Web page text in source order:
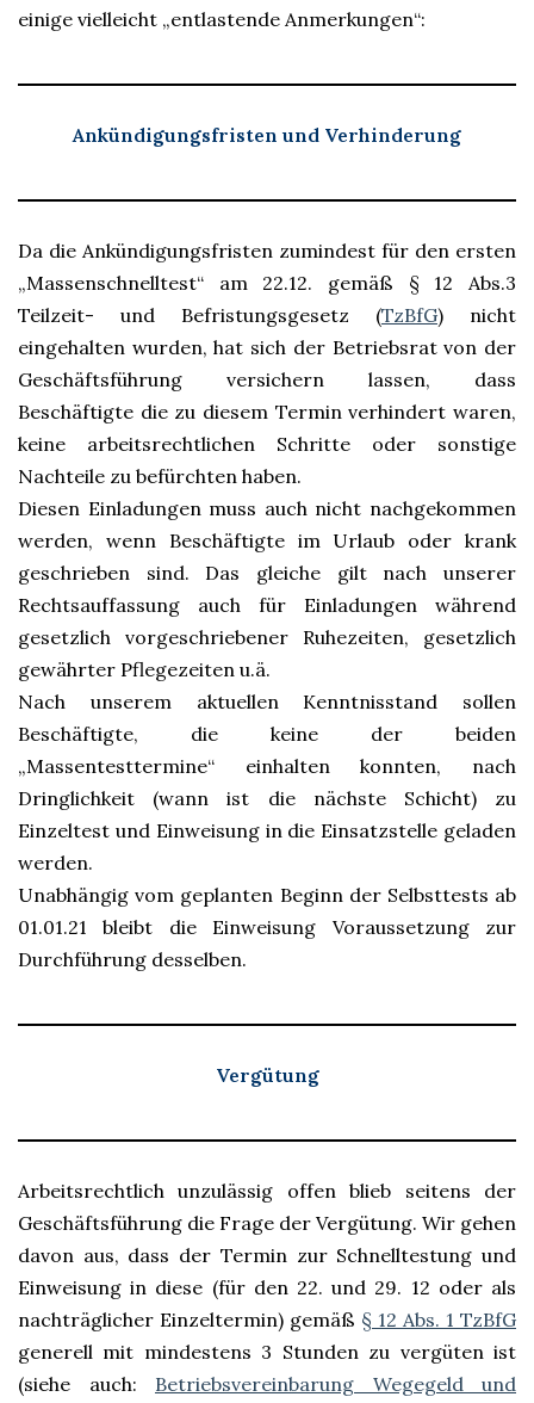
einige vielleicht „entlastende Anmerkungen“:
Ankündigungsfristen und Verhinderung
Da die Ankündigungsfristen zumindest für den ersten
„Massenschnelltest“ am 22.12. gemäß § 12 Abs.3
Teilzeit- und Befristungsgesetz (TzBfG) nicht
eingehalten wurden, hat sich der Betriebsrat von der
Geschäftsführung versichern lassen, dass
Beschäftigte die zu diesem Termin verhindert waren,
keine arbeitsrechtlichen Schritte oder sonstige
Nachteile zu befürchten haben.
Diesen Einladungen muss auch nicht nachgekommen
werden, wenn Beschäftigte im Urlaub oder krank
geschrieben sind. Das gleiche gilt nach unserer
Rechtsauffassung auch für Einladungen während
gesetzlich vorgeschriebener Ruhezeiten, gesetzlich
gewährter Pflegezeiten u.ä.
Nach unserem aktuellen Kenntnisstand sollen
Beschäftigte, die keine der beiden
„Massentesttermine“ einhalten konnten, nach
Dringlichkeit (wann ist die nächste Schicht) zu
Einzeltest und Einweisung in die Einsatzstelle geladen
werden.
Unabhängig vom geplanten Beginn der Selbsttests ab
01.01.21 bleibt die Einweisung Voraussetzung zur
Durchführung desselben.
Vergütung
Arbeitsrechtlich unzulässig offen blieb seitens der
Geschäftsführung die Frage der Vergütung. Wir gehen
davon aus, dass der Termin zur Schnelltestung und
Einweisung in diese (für den 22. und 29. 12 oder als
nachträglicher Einzeltermin) gemäß § 12 Abs. 1 TzBfG
generell mit mindestens 3 Stunden zu vergüten ist
(siehe auch: Betriebsvereinbarung Wegegeld und